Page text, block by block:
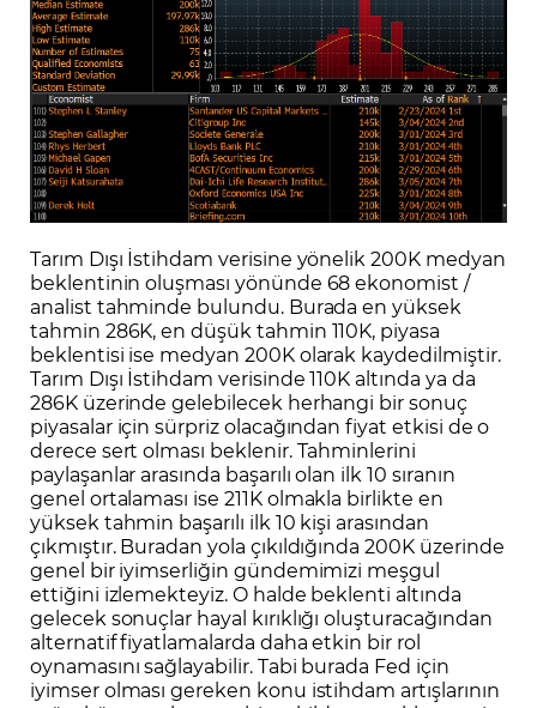
Tarım Dışı İstihdam verisine yönelik 200K medyan
beklentinin oluşması yönünde 68 ekonomist /
analist tahminde bulundu. Burada en yüksek
tahmin 286K, en düşük tahmin 110K, piyasa
beklentisi ise medyan 200K olarak kaydedilmiştir.
Tarım Dışı İstihdam verisinde 110K altında ya da
286K üzerinde gelebilecek herhangi bir sonuç
piyasalar için sürpriz olacağından fiyat etkisi de o
derece sert olması beklenir. Tahminlerini
paylaşanlar arasında başarılı olan ilk 10 sıranın
genel ortalaması ise 211K olmakla birlikte en
yüksek tahmin başarılı ilk 10 kişi arasından
çıkmıştır. Buradan yola çıkıldığında 200K üzerinde
genel bir iyimserliğin gündemimizi meşgul
ettiğini izlemekteyiz. O halde beklenti altında
gelecek sonuçlar hayal kırıklığı oluşturacağından
alternatif fiyatlamalarda daha etkin bir rol
oynamasını sağlayabilir. Tabi burada Fed için
iyimser olması gereken konu istihdam artışlarının